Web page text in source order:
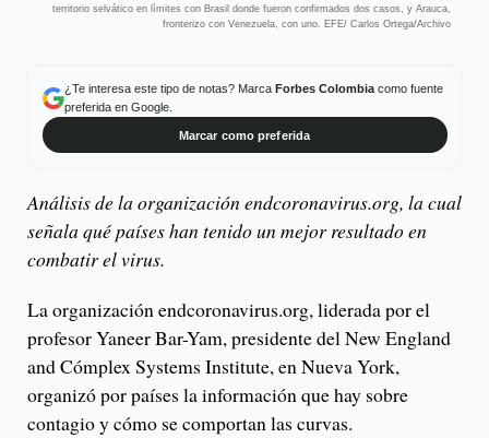
territorio selvático en límites con Brasil donde fueron confirmados dos casos, y Arauca,
fronterizo con Venezuela, con uno. EFE/ Carlos Ortega/Archivo
¿Te interesa este tipo de notas? Marca Forbes Colombiacomo fuente
preferida en Google.
Marcar como preferida
Análisis de la organización endcoronavirus.org, la cual
señala qué países han tenido un mejor resultado en
combatir el virus.
La organización endcoronavirus.org, liderada por el
profesor Yaneer Bar-Yam, presidente del New England
and Cómplex Systems Institute, en Nueva York,
organizó por países la información que hay sobre
contagio y cómo se comportan las curvas.